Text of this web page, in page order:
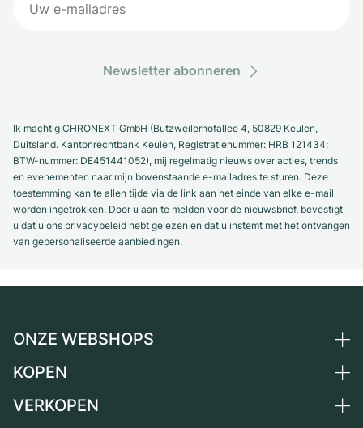
Newsletter abonneren
Ik machtig CHRONEXT GmbH (Butzweilerhofallee 4, 50829 Keulen,
Duitsland. Kantonrechtbank Keulen, Registratienummer: HRB 121434;
BTW-nummer: DE451441052), mij regelmatig nieuws over acties, trends
en evenementen naar mijn bovenstaande e-mailadres te sturen. Deze
toestemming kan te allen tijde via de link aan het einde van elke e-mail
worden ingetrokken. Door u aan te melden voor de nieuwsbrief, bevestigt
u dat u ons privacybeleid hebt gelezen en dat u instemt met het ontvangen
van gepersonaliseerde aanbiedingen.
ONZE WEBSHOPS
Duitsland
KOPEN
Alle luxe horloges
VERKOPEN